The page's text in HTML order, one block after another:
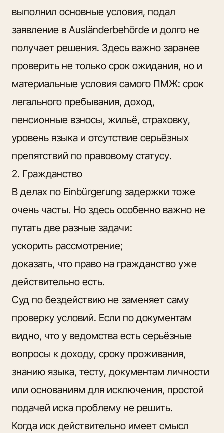
выполнил основные условия, подал
заявление в Ausländerbehörde и долго не
получает решения. Здесь важно заранее
проверить не только срок ожидания, но и
материальные условия самого ПМЖ: срок
легального пребывания, доход,
пенсионные взносы, жильё, страховку,
уровень языка и отсутствие серьёзных
препятствий по правовому статусу.
2. Гражданство
В делах по Einbürgerung задержки тоже
очень часты. Но здесь особенно важно не
путать две разные задачи:
ускорить рассмотрение;
доказать, что право на гражданство уже
действительно есть.
Суд по бездействию не заменяет саму
проверку условий. Если по документам
видно, что у ведомства есть серьёзные
вопросы к доходу, сроку проживания,
знанию языка, тесту, документам личности
или основаниям для исключения, простой
подачей иска проблему не решить.
Когда иск действительно имеет смысл